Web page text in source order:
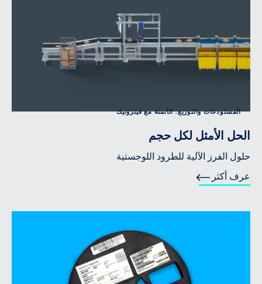
المستودعات والتوزيع: الأتمتة مع فيترونيك
الحل الأمثل لكل حجم
حلول الفرز الآلية للطرود اللوجستية
عرف أكثر